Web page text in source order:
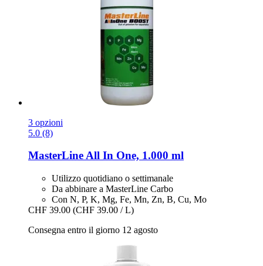
3 opzioni
5.0 (8)
MasterLineAll In One, 1.000 ml
Utilizzo quotidiano o settimanale
Da abbinare a MasterLine Carbo
Con N, P, K, Mg, Fe, Mn, Zn, B, Cu, Mo
CHF 39.00 (CHF 39.00 / L)
Consegna entro il giorno 12 agosto